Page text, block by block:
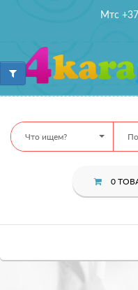
Мтс
Что ищем?
0